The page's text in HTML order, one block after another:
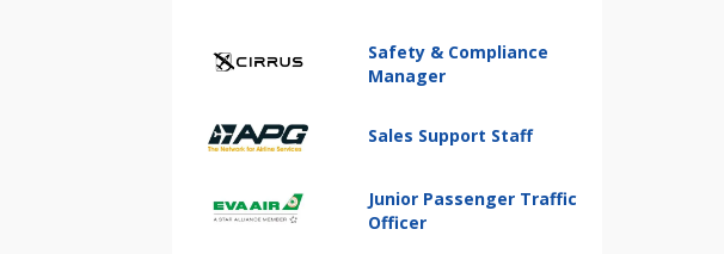
Safety & Compliance
Manager
Sales Support Staff
Junior Passenger Traffic
Officer